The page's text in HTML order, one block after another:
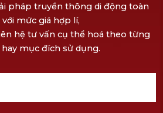
pháp truyền thông di động toàn
với mức giá hợp lí,
hệ tư vấn cụ thể hoá theo từng
mục đích sử dụng.